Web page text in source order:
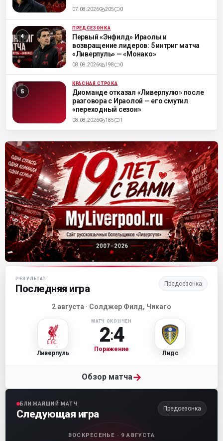
07.08.2026 205 0
ML ПРЕДСЕЗОНКА
Первый «Энфилд» Ираолы и
возвращение лидеров: 5 интриг матча
«Ливерпуль» — «Монако»
08.08.2026 198 0
ML КРАСНАЯ СТРОКА
Диоманде отказал «Ливерпулю» после
разговора с Ираолой — его смутил
«переходный сезон»
08.08.2026 185 1
Матч-центр «Ливерпуля»
РЕЗУЛЬТАТ
Последняя игра Предсезонка
2 августа · Солджер Филд, Чикаго
Ливерпуль
МАТЧ ОКОНЧЕН
2:4
Поражение
Лидс
Обзор матча→
БЛИЖАЙШИЙ МАТЧ
Следующая игра Предсезонка
ВОСКРЕСЕНЬЕ · 9 АВГУСТА